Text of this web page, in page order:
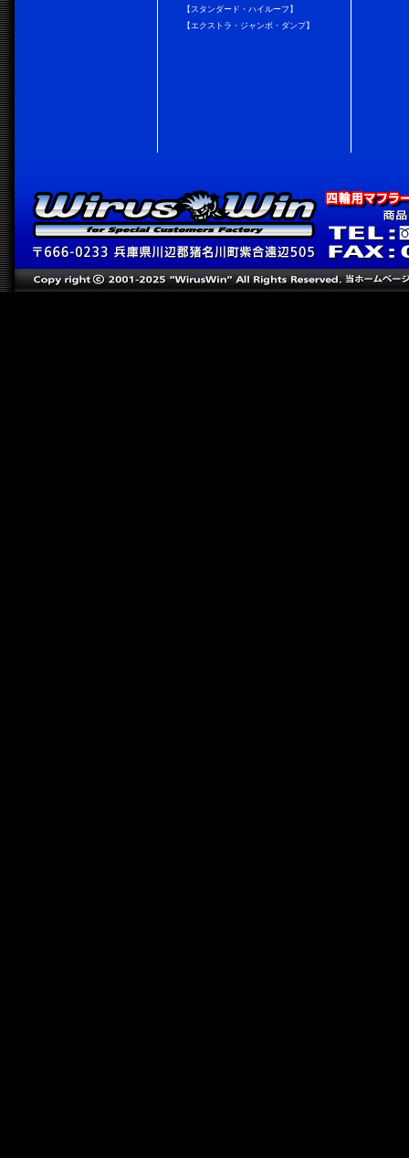
【スタンダード・ハイルーフ】
【エクストラ・ジャンボ・ダンプ】